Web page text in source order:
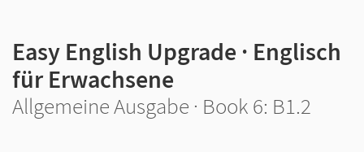
Easy English Upgrade · Englisch
für Erwachsene
Allgemeine Ausgabe · Book 6: B1.2